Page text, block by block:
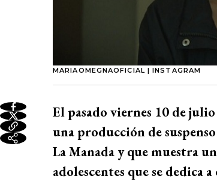
MARIAOMEGNAOFICIAL | INSTAGRAM
El pasado viernes 10 de
una producción de
La Manada y que muestra
adolescentes que se dedica